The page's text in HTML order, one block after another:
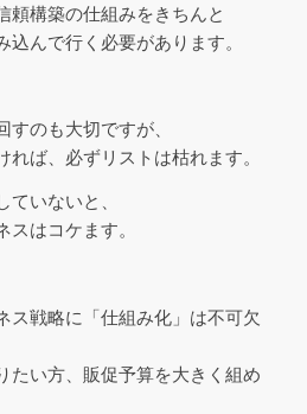
頼構築の仕組みをきちんと
込んで行く必要があります。
のも大切ですが、
れば、必ずリストは枯れます。
ていないと、
スはコケます。
ス戦略に「仕組み化」は不可欠
たい方、販促予算を大きく組め